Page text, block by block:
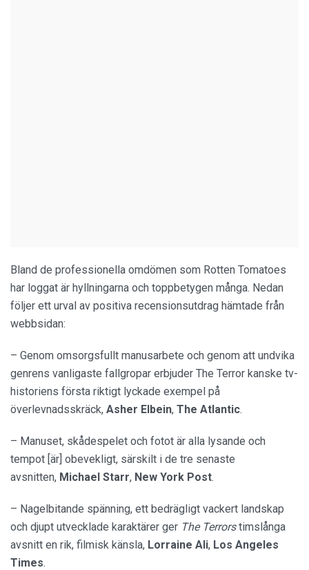
Bland de professionella omdömen som Rotten Tomatoes
har loggat är hyllningarna och toppbetygen många. Nedan
följer ett urval av positiva recensionsutdrag hämtade från
webbsidan:
– Genom omsorgsfullt manusarbete och genom att undvika
genrens vanligaste fallgropar erbjuder The Terror kanske tv-
historiens första riktigt lyckade exempel på
överlevnadsskräck, Asher Elbein, The Atlantic.
– Manuset, skådespelet och fotot är alla lysande och
tempot [är] obevekligt, särskilt i de tre senaste
avsnitten, Michael Starr, New York Post.
– Nagelbitande spänning, ett bedrägligt vackert landskap
och djupt utvecklade karaktärer ger The Terrorstimslånga
avsnitt en rik, filmisk känsla, Lorraine Ali, Los Angeles
Times.